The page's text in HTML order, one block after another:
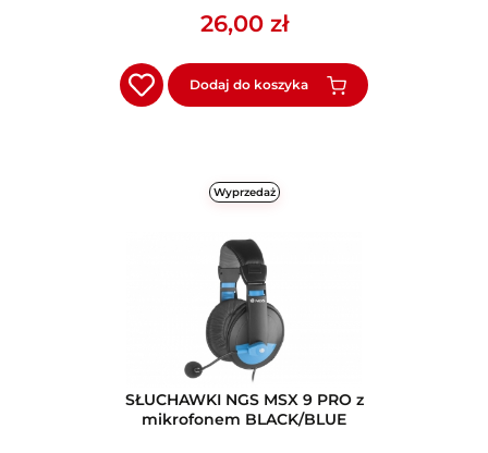
26,00 zł
Dodaj do koszyka
Wyprzedaż
SŁUCHAWKI NGS MSX 9 PRO z
mikrofonem BLACK/BLUE